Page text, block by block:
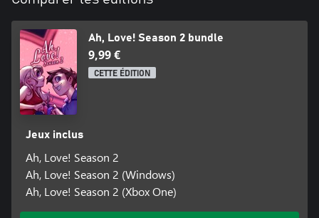
Ah, Love! Season 2 bundle
9,99 €
CETTE ÉDITION
Jeux inclus
Ah, Love! Season 2
Ah, Love! Season 2 (Windows)
Ah, Love! Season 2 (Xbox One)